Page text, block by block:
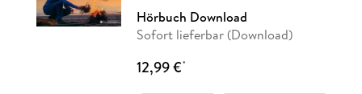
Hörbuch Download
Sofort lieferbar (Download)
12,99 €*